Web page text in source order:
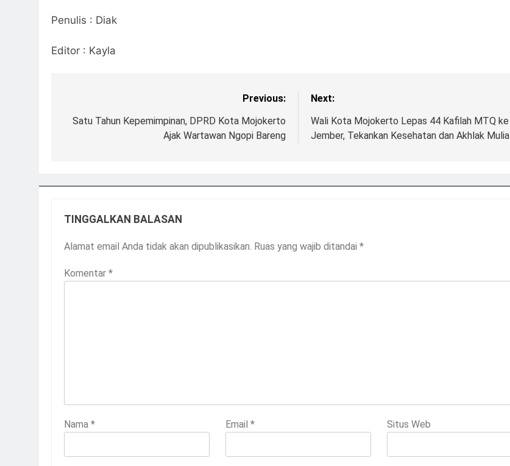
Penulis : Diak
Editor : Kayla
Previous:
Satu Tahun Kepemimpinan, DPRD Kota Mojokerto
Ajak Wartawan Ngopi Bareng
Next:
Wali Kota Mojokerto Lepas 44 Kafilah MTQ ke
Jember, Tekankan Kesehatan dan Akhlak Mulia
TINGGALKAN BALASAN
Alamat email Anda tidak akan dipublikasikan. Ruas yang wajib ditandai *
Komentar *
Nama * Email* Situs Web